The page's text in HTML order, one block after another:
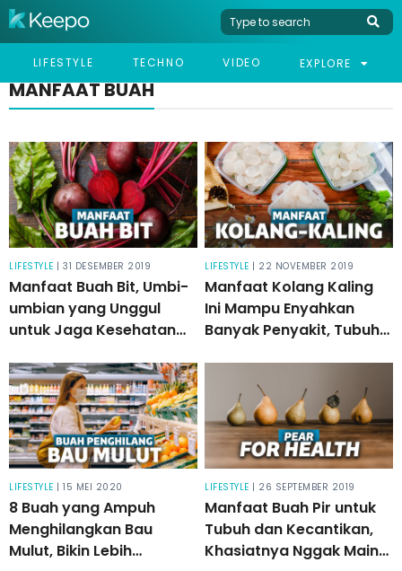
LIFESTYLE TECHNO VIDEO EXPLORE
MANFAAT BUAH
LIFESTYLE | 31 DESEMBER 2019
Manfaat Buah Bit, Umbi-
umbian yang Unggul
untuk Jaga Kesehatan
LIFESTYLE | 22 NOVEMBER 2019
Manfaat Kolang Kaling
Ini Mampu Enyahkan
Banyak Penyakit, Tubuh
LIFESTYLE | 15 MEI 2020
8 Buah yang Ampuh
Menghilangkan Bau
Mulut, Bikin Lebih
LIFESTYLE | 26 SEPTEMBER 2019
Manfaat Buah Pir untuk
Tubuh dan Kecantikan,
Khasiatnya Nggak Main-